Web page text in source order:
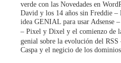
verde con las Novedades en
David y los 14 años sin Freddie
idea GENIAL para usar Adsense
– Pixel y Dixel y el comienzo de
genial sobre la evolución del
Caspa y el negicio de los